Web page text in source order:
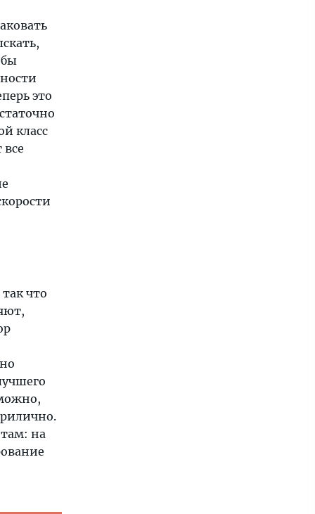
бы
это
класс
что
на